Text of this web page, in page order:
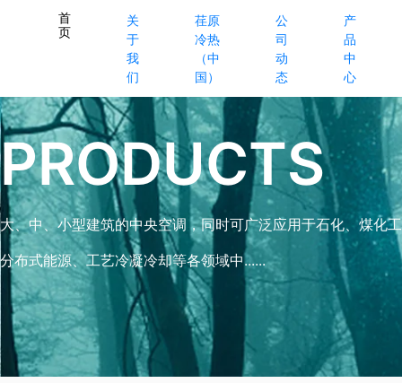
首
页
关
于
我
们
荏原
冷热
（中
国）
公
司
动
态
产
品
中
心
PRODUCTS
大、中、小型建筑的中央空调，同时可广泛应用于石化、煤化
分布式能源、工艺冷凝冷却等各领域中......